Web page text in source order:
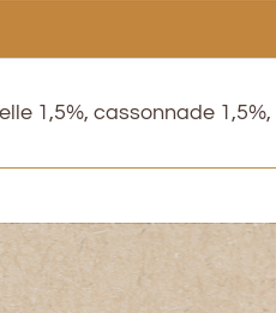
1,5%, cassonnade